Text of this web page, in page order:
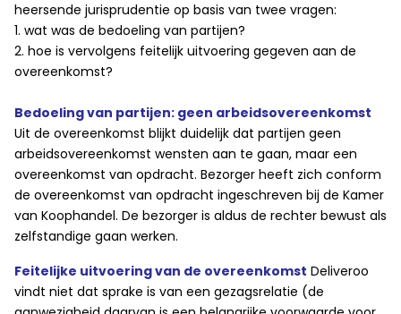
heersende jurisprudentie op basis van twee vragen:
1. wat was de bedoeling van partijen?
2. hoe is vervolgens feitelijk uitvoering gegeven aan de
overeenkomst?
Bedoeling van partijen: geen arbeidsovereenkomst
Uit de overeenkomst blijkt duidelijk dat partijen geen
arbeidsovereenkomst wensten aan te gaan, maar een
overeenkomst van opdracht. Bezorger heeft zich conform
de overeenkomst van opdracht ingeschreven bij de Kamer
van Koophandel. De bezorger is aldus de rechter bewust als
zelfstandige gaan werken.
Feitelijke uitvoering van de overeenkomst Deliveroo
vindt niet dat sprake is van een gezagsrelatie (de